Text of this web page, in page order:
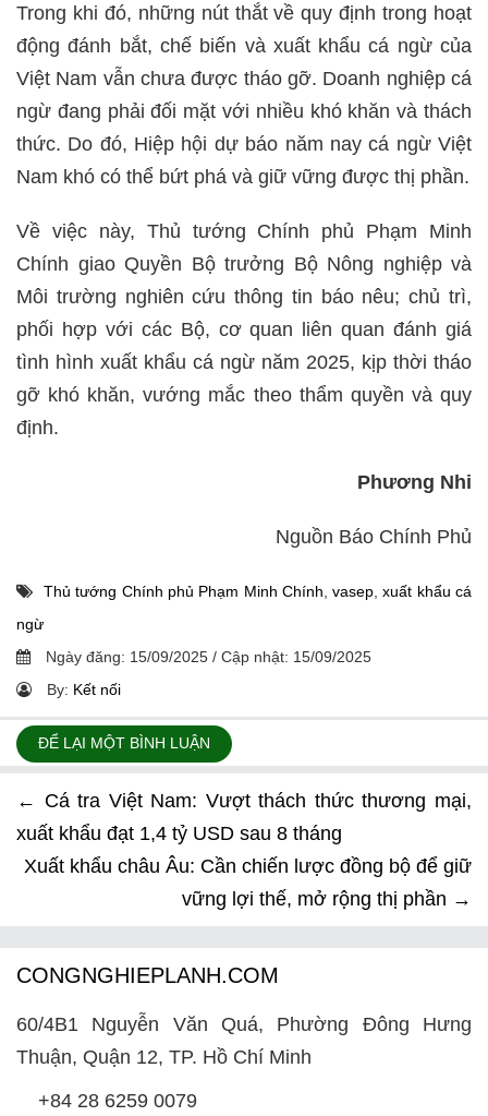
Trong khi đó, những nút thắt về quy định trong hoạt
động đánh bắt, chế biến và xuất khẩu cá ngừ của
Việt Nam vẫn chưa được tháo gỡ. Doanh nghiệp cá
ngừ đang phải đối mặt với nhiều khó khăn và thách
thức. Do đó, Hiệp hội dự báo năm nay cá ngừ Việt
Nam khó có thể bứt phá và giữ vững được thị phần.
Về việc này, Thủ tướng Chính phủ Phạm Minh
Chính giao Quyền Bộ trưởng Bộ Nông nghiệp và
Môi trường nghiên cứu thông tin báo nêu; chủ trì,
phối hợp với các Bộ, cơ quan liên quan đánh giá
tình hình xuất khẩu cá ngừ năm 2025, kịp thời tháo
gỡ khó khăn, vướng mắc theo thẩm quyền và quy
định.
Phương Nhi
Nguồn Báo Chính Phủ
Thủ tướng Chính phủ Phạm Minh Chính ,vasep ,xuất khẩu cá
ngừ
Ngày đăng: 15/09/2025 / Cập nhật: 15/09/2025
By: Kết nối
ĐỂ LẠI MỘT BÌNH LUẬN
← Cá tra Việt Nam: Vượt thách thức thương mại,
xuất khẩu đạt 1,4 tỷ USD sau 8 tháng
Xuất khẩu châu Âu: Cần chiến lược đồng bộ để giữ
vững lợi thế, mở rộng thị phần →
CONGNGHIEPLANH.COM
60/4B1 Nguyễn Văn Quá, Phường Đông Hưng
Thuận, Quận 12, TP. Hồ Chí Minh
+84 28 6259 0079